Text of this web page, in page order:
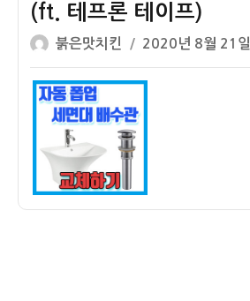
(ft. 테프론 테이프)
글
쓴
이
붉은맛치킨
작
성
일
2020년 8월 21일